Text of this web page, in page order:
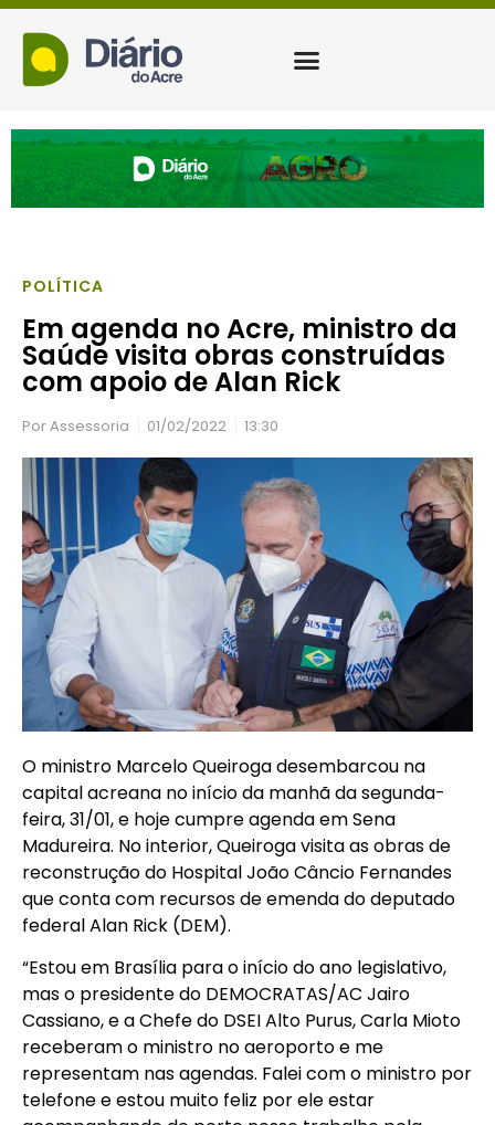
POLÍTICA
Em agenda no Acre, ministro da
Saúde visita obras construídas
com apoio de Alan Rick
PorAssessoria 01/02/2022 13:30
O ministro Marcelo Queiroga desembarcou na
capital acreana no início da manhã da segunda-
feira, 31/01, e hoje cumpre agenda em Sena
Madureira. No interior, Queiroga visita as obras de
reconstrução do Hospital João Câncio Fernandes
que conta com recursos de emenda do deputado
federal Alan Rick (DEM).
“Estou em Brasília para o início do ano legislativo,
mas o presidente do DEMOCRATAS/AC Jairo
Cassiano, e a Chefe do DSEI Alto Purus, Carla Mioto
receberam o ministro no aeroporto e me
representam nas agendas. Falei com o ministro por
telefone e estou muito feliz por ele estar